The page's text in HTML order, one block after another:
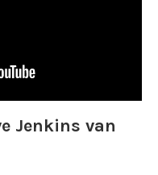
Jenkins van